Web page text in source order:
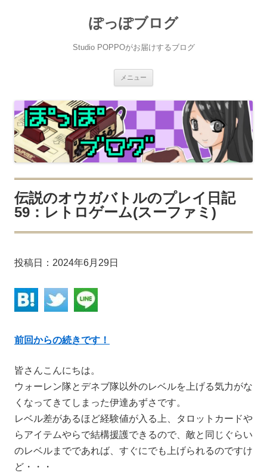
ぽっぽブログ
Studio POPPOがお届けするブログ
メニュー
キ
プ
伝説のオウガバトルのプレイ日記
59：レトロゲーム(スーファミ)
投稿日： 2024年6月29日
前回からの続きです！
皆さんこんにちは。
ウォーレン隊とデネブ隊以外のレベルを上げる気力がな
くなってきてしまった伊達あずさです。
レベル差があるほど経験値が入る上、タロットカードや
らアイテムやらで結構援護できるので、敵と同じぐらい
のレベルまでであれば、すぐにでも上げられるのですけ
ど・・・